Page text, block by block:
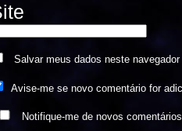
Salvar meus dados neste
Avise-me se novo comentário for
Notifique-me de novos